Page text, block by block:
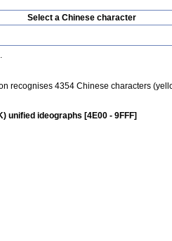
Select a Chinese character
recognises 4354 Chinese characters
unified ideographs [4E00 - 9FFF]